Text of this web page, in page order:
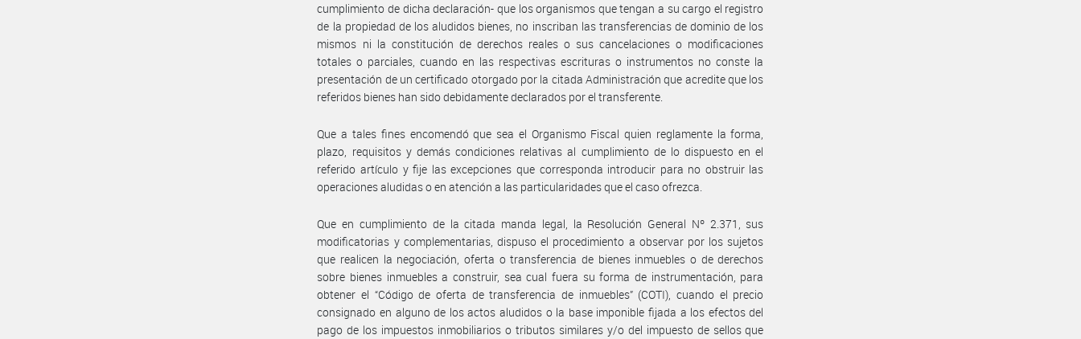
cumplimiento de dicha declaración- que los organismos que tengan a su cargo el registro
de la propiedad de los aludidos bienes, no inscriban las transferencias de dominio de los
mismos ni la constitución de derechos reales o sus cancelaciones o modificaciones
totales o parciales, cuando en las respectivas escrituras o instrumentos no conste la
presentación de un certificado otorgado por la citada Administración que acredite que los
referidos bienes han sido debidamente declarados por el transferente.
Que a tales fines encomendó que sea el Organismo Fiscal quien reglamente la forma,
plazo, requisitos y demás condiciones relativas al cumplimiento de lo dispuesto en el
referido artículo y fije las excepciones que corresponda introducir para no obstruir las
operaciones aludidas o en atención a las particularidades que el caso ofrezca.
Que en cumplimiento de la citada manda legal, la Resolución General Nº 2.371, sus
modificatorias y complementarias, dispuso el procedimiento a observar por los sujetos
que realicen la negociación, oferta o transferencia de bienes inmuebles o de derechos
sobre bienes inmuebles a construir, sea cual fuera su forma de instrumentación, para
obtener el “Código de oferta de transferencia de inmuebles” (COTI), cuando el precio
consignado en alguno de los actos aludidos o la base imponible fijada a los efectos del
pago de los impuestos inmobiliarios o tributos similares y/o del impuesto de sellos que